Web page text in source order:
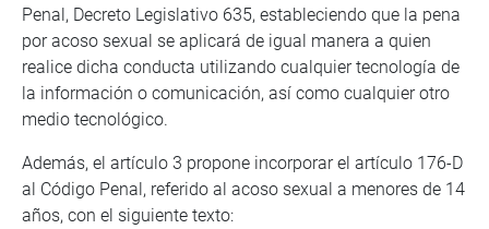
Penal, Decreto Legislativo 635, estableciendo que la pena
por acoso sexual se aplicará de igual manera a quien
realice dicha conducta utilizando cualquier tecnología de
la información o comunicación, así como cualquier otro
medio tecnológico.
Además, el artículo 3 propone incorporar el artículo 176-D
al Código Penal, referido al acoso sexual a menores de 14
años, con el siguiente texto: